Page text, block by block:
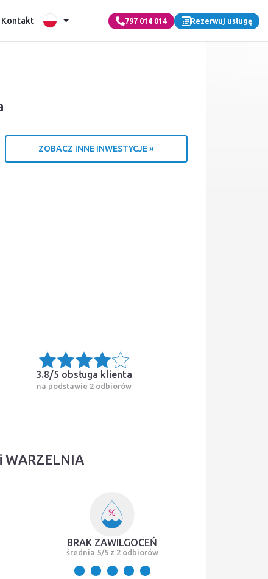
Kontakt 797 014 014 Rezerwuj usługę
ZOBACZ INNE INWESTYCJE »
3.8/5 obsługa klienta
na podstawie 2 odbiorów
BRAK ZAWILGOCEŃ
średnia 5/5 z 2 odbiorów